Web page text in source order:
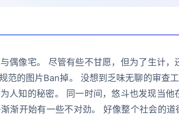
偶像宅。 尽管有些不甘愿，但为了生计
范的图片Ban掉。 没想到乏味无聊的审查
人知的秘密。 同一时间，悠斗也发现当
渐开始有一些不对劲。 好像整个社会的